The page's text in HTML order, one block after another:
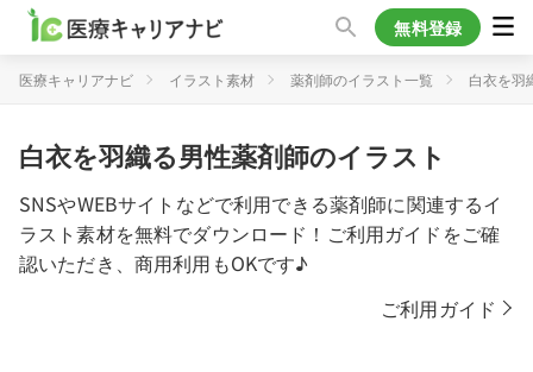
無料登録
医療キャリアナビ イラスト素材 薬剤師のイラスト一覧 白衣を羽
白衣を羽織る男性薬剤師のイラスト
SNSやWEBサイトなどで利用できる薬剤師に関連するイ
ラスト素材を無料でダウンロード！ご利用ガイドをご確
認いただき、商用利用もOKです♪
ご利用ガイド